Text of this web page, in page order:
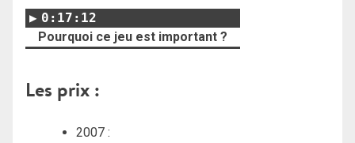
0:17:12
Pourquoi ce jeu est important ?
Les prix :
2007 :